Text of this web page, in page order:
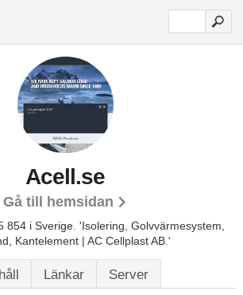
Acell.se
Gå till hemsidan
854 i Sverige. 'Isolering, Golvvärmesystem,
Kantelement | AC Cellplast AB.'
Länkar Server